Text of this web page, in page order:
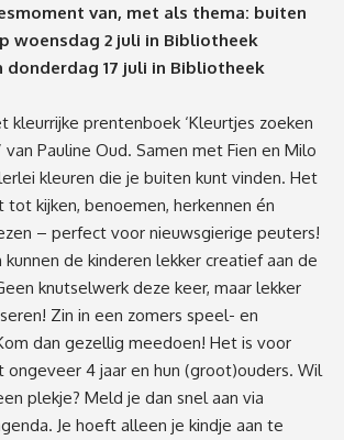
van, met als thema: buiten
woensdag 2 juli in Bibliotheek
donderdag 17 juli in Bibliotheek
kleurrijke prentenboek ‘Kleurtjes zoeken
van Pauline Oud. Samen met Fien en Milo
kleuren die je buiten kunt vinden. Het
kijken, benoemen, herkennen én
– perfect voor nieuwsgierige peuters!
de kinderen lekker creatief aan de
knutselwerk deze keer, maar lekker
Zin in een zomers speel- en
dan gezellig meedoen! Het is voor
ongeveer 4 jaar en hun (groot)ouders. Wil
plekje? Meld je dan snel aan via
. Je hoeft alleen je kindje aan te